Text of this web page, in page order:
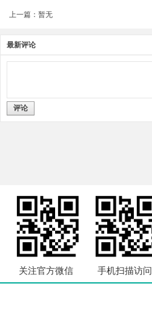
上一篇：暂无
最新评论
评论
关注官方微信 手机扫描访问